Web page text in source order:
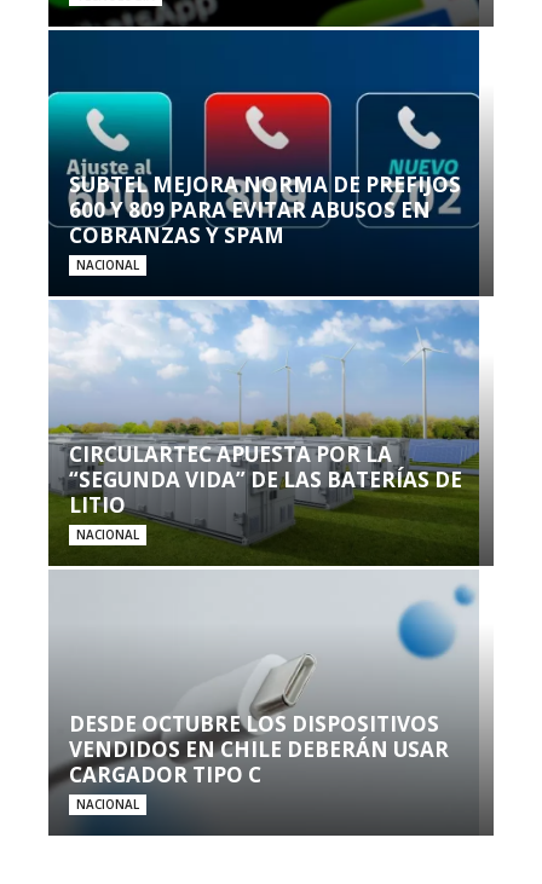
SUBTEL MEJORA NORMA DE PREFIJOS
600 Y 809 PARA EVITAR ABUSOS EN
COBRANZAS Y SPAM
NACIONAL
CIRCULARTEC APUESTA POR LA
“SEGUNDA VIDA” DE LAS BATERÍAS DE
LITIO
NACIONAL
DESDE OCTUBRE LOS DISPOSITIVOS
VENDIDOS EN CHILE DEBERÁN USAR
CARGADOR TIPO C
NACIONAL